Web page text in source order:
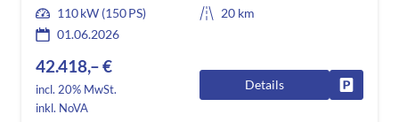
110 kW (150 PS)
20 km
01.06.2026
42.418,– €
incl. 20% MwSt.
inkl. NoVA
Details